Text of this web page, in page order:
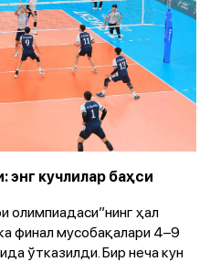
энг кучлилар баҳси
олимпиадаси”нинг ҳал
финал мусобақалари 4–9
ўтказилди. Бир неча кун